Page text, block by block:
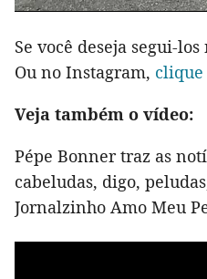
Se você deseja segui-
Ou no Instagram,
Veja também o vídeo:
Pépe Bonner traz as
cabeludas, digo,
Jornalzinho Amo Meu